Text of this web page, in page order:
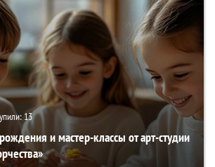
13
и мастер-классы от арт-студии